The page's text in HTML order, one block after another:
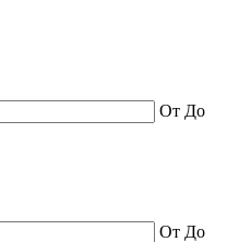
От До
От До